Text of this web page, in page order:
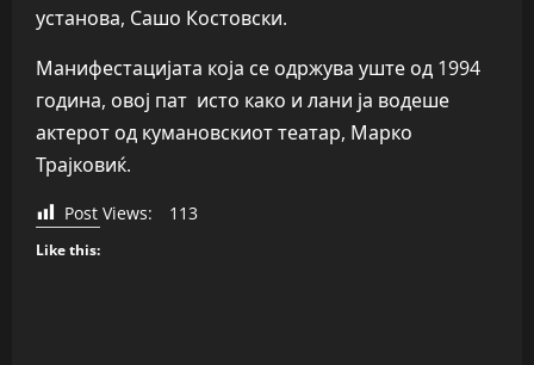
установа, Сашо Костовски.
Манифестацијата која се одржува уште од 1994
година, овој пат исто како и лани ја водеше
актерот од кумановскиот театар, Марко
Трајковиќ.
Post Views: 113
Like this: